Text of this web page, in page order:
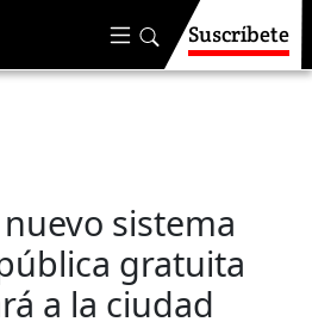
Suscríbete
sistema
gratuita
a la ciudad